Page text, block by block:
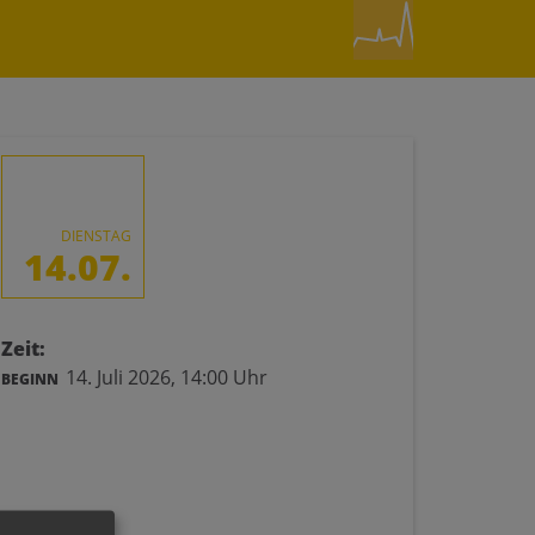
DIENSTAG
14.07.
Zeit:
BEGINN 14. Juli 2026, 14:00 Uhr